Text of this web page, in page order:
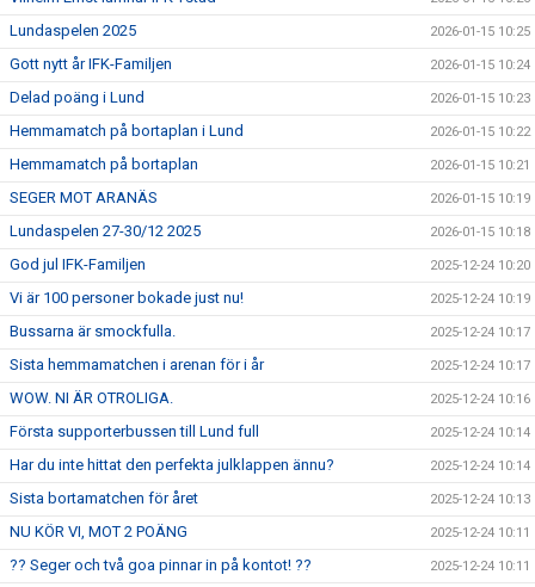
Lundaspelen 2025 2026-01-15 10:25
Gott nytt år IFK-Familjen 2026-01-15 10:24
Delad poäng i Lund 2026-01-15 10:23
Hemmamatch på bortaplan i Lund 2026-01-15 10:22
Hemmamatch på bortaplan 2026-01-15 10:21
SEGER MOT ARANÄS 2026-01-15 10:19
Lundaspelen 27-30/12 2025 2026-01-15 10:18
God jul IFK-Familjen 2025-12-24 10:20
Vi är 100 personer bokade just nu! 2025-12-24 10:19
Bussarna är smockfulla. 2025-12-24 10:17
Sista hemmamatchen i arenan för i år 2025-12-24 10:17
WOW. NI ÄR OTROLIGA. 2025-12-24 10:16
Första supporterbussen till Lund full 2025-12-24 10:14
Har du inte hittat den perfekta julklappen ännu? 2025-12-24 10:14
Sista bortamatchen för året 2025-12-24 10:13
NU KÖR VI, MOT 2 POÄNG 2025-12-24 10:11
?? Seger och två goa pinnar in på kontot! ?? 2025-12-24 10:11